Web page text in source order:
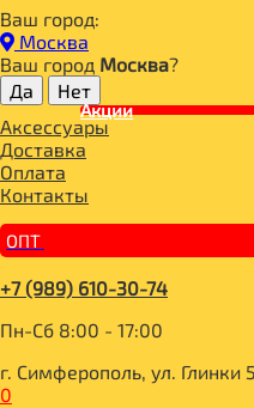
Ваш город:
Москва
Ваш город Москва?
Акции
Аксессуары
Доставка
Оплата
Контакты
ОПТ
+7 (989) 610-30-74
Пн-Сб 8:00 - 17:00
г. Симферополь, ул. Глинки
0
Главная
СПОРТИВНОЕ ПИТАНИЕ
ПРОТЕИН
Life whey шоколад 30g,